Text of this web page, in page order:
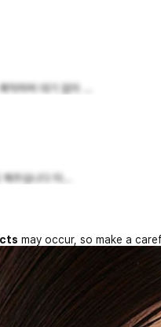
적하며 대기 없이 ...
주십니다 타...
may occur, so make a